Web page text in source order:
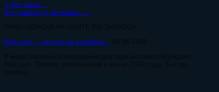
« Что такое...
Что говорит о человеке... »
ОКНО ПОИСКА НА САЙТЕ ПО ЗАПРОСУ
Kick.com — что это за платфор...
01.05.2026
В мире стриминга последние два года активно обсуждают
Kick.com. Проект, запущенный в конце 2022 года, быстро
привле...